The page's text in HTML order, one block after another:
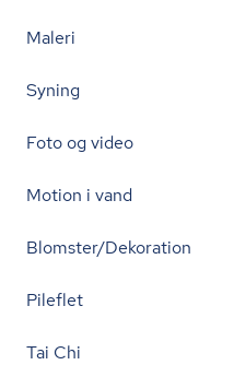
Maleri
Syning
Foto og video
Motion i vand
Blomster/Dekoration
Pileflet
Tai Chi